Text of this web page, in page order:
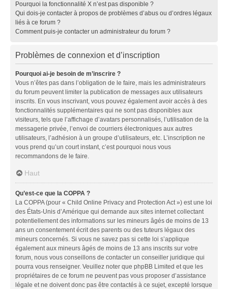
Pourquoi la fonctionnalité X n’est pas disponible ?
Qui dois-je contacter à propos de problèmes d’abus ou d’ordres légaux
liés à ce forum ?
Comment puis-je contacter un administrateur du forum ?
Problèmes de connexion et d’inscription
Pourquoi ai-je besoin de m’inscrire ?
Vous n’êtes pas dans l’obligation de le faire, mais les administrateurs
du forum peuvent limiter la publication de messages aux utilisateurs
inscrits. En vous inscrivant, vous pouvez également avoir accès à des
fonctionnalités supplémentaires qui ne sont pas disponibles aux
visiteurs, tels que l’affichage d’avatars personnalisés, l’utilisation de la
messagerie privée, l’envoi de courriers électroniques aux autres
utilisateurs, l’adhésion à un groupe d’utilisateurs, etc. L’inscription ne
vous prend qu’un court instant, c’est pourquoi nous vous
recommandons de le faire.
Haut
Qu’est-ce que la COPPA ?
La COPPA (pour « Child Online Privacy and Protection Act ») est une loi
des États-Unis d’Amérique qui demande aux sites internet collectant
potentiellement des informations sur les mineurs âgés de moins de 13
ans un consentement écrit des parents ou des tuteurs légaux des
mineurs concernés. Si vous ne savez pas si cette loi s’applique
également aux mineurs âgés de moins de 13 ans inscrits sur votre
forum, nous vous conseillons de contacter un conseiller juridique qui
pourra vous renseigner. Veuillez noter que phpBB Limited et que les
propriétaires de ce forum ne peuvent pas vous proposer d’assistance
légale et ne doivent donc pas être contactés à ce sujet, excepté lorsque